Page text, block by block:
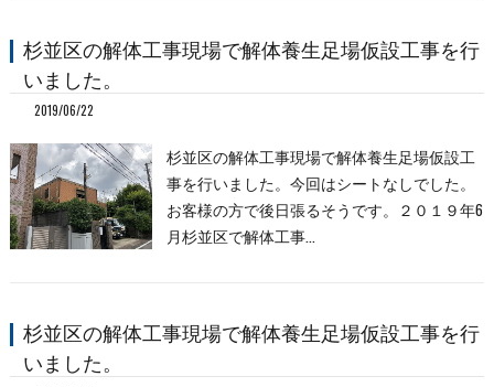
杉並区の解体工事現場で解体養生足場仮設工事を行
いました。
2019/06/22
杉並区の解体工事現場で解体養生足場仮設工
事を行いました。今回はシートなしでした。
お客様の方で後日張るそうです。２０１９年6
月杉並区で解体工事…
杉並区の解体工事現場で解体養生足場仮設工事を行
いました。